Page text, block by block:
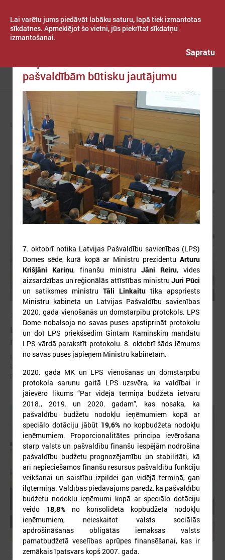
Lai varētu jums piedāvāt labāku saturu, lapā tiek izmantotas
sīkdatnes. Apmeklējot šo vietni, jūs piekrītat sīkdatņu
izmantošanai.
Sapratu
Izvēlne
ZIŅAS LPS
2026. gada 30. jūlijs
Latvijas Pašvaldību savienības un Iekšlietu
ministrijas sarunas
Latvijas Pašvaldību savienība aicina piedalīties Iekšlietu ministrijas un
plkst. 14:30 LPS 4. stāva zālē (Mazā Pils iela 1, Rīga).
2026. gada 15. jūlijs
pašvaldībām būtisku jautājumu
7. oktobrī notika Latvijas Pašvaldību savienības (LPS)
Domes sēde, kurā kopā ar Ministru prezidentu Arturu
Krišjāni Kariņu, finanšu ministru Jāni Reiru, vides
aizsardzības un reģionālās attīstības ministruJuri Pūci
un satiksmes ministru Tāli Linkaitu tika apspriests
Ministru kabineta un Latvijas Pašvaldību savienības
2020. gada vienošanās un domstarpību protokols. LPS
Dome nobalsoja no savas puses apstiprināt protokolu
un dot LPS priekšsēdim Gintam Kaminskim mandātu
LPS vārdā parakstīt protokolu. 8. oktobrī šāds lēmums
no savas puses jāpieņem Ministru kabinetam.
2020. gada MK un LPS vienošanās un domstarpību
protokola sarunu gaitā LPS uzsvēra, ka valdībai ir
jāievēro likums “Par vidējā termiņa budžeta ietvaru
2018., 2019. un 2020. gadam”, kas nosaka, ka
pašvaldību budžetu nodokļu ieņēmumiem kopā ar
speciālo dotāciju jābūt 19,6% no kopbudžeta nodokļu
ieņēmumiem. Proporcionalitātes principa ievērošana
starp valsts un pašvaldību finanšu iespējām nodrošina
pašvaldību budžetu prognozējamību un stabilitāti, kā
arī nepieciešamos finanšu resursus pašvaldību funkciju
veikšanai un saistību izpildei gan vidējā termiņā, gan
ilgtermiņā. Valdības piedāvājums paredz, ka pašvaldību
budžetu nodokļu ieņēmumi kopā ar speciālo dotāciju
veido 18,8% no konsolidētā kopbudžeta nodokļu
ieņēmumiem, neieskaitot valsts sociālās
apdrošināšanas obligātās iemaksas valsts
pamatbudžetā veselības aprūpes finansēšanai, kas ir
zemākais īpatsvars kopš 2007. gada.